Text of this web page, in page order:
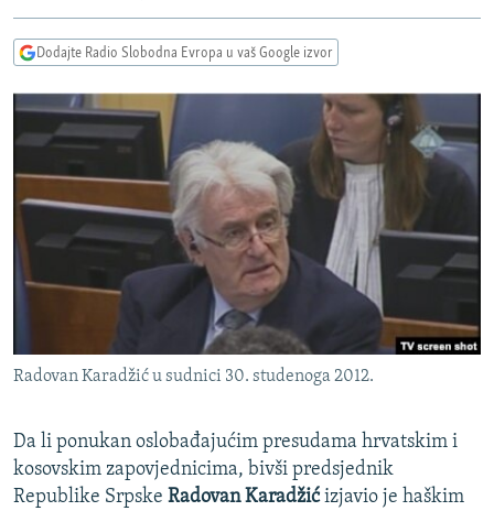
pretragu
FOTOGALERIJE
INFOGRAFIKE
PODCASTI
RAT U UKRAJINI
KINA NA BALKANU
RSE PRIČE IZ SVIJETA
ISPRIČAJ MI
DNEVNO@RSE
POPLAVE I KLIZIŠTA U BIH 2024.
POST SCRIPTUM
MOJA EVROPA
Sve RFE/RL stranice
Dodajte Radio Slobodna Evropa u vaš Google izvor
Radovan Karadžić u sudnici 30. studenoga 2012.
Da li ponukan oslobađajućim presudama hrvatskim i
kosovskim zapovjednicima, bivši predsjednik
Republike Srpske Radovan Karadžićizjavio je haškim